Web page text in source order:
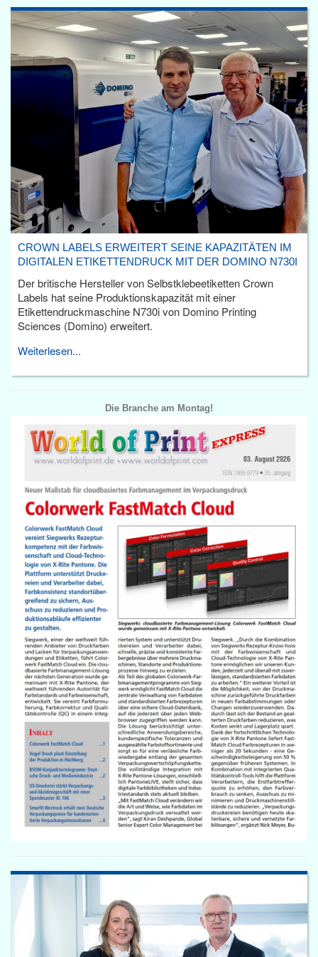
CROWN LABELS ERWEITERT SEINE KAPAZITÄTEN IM
DIGITALEN ETIKETTENDRUCK MIT DER DOMINO N730I
Der britische Hersteller von Selbstklebeetiketten Crown
Labels hat seine Produktionskapazität mit einer
Etikettendruckmaschine N730i von Domino Printing
Sciences (Domino) erweitert.
Weiterlesen...
Die Branche am Montag!